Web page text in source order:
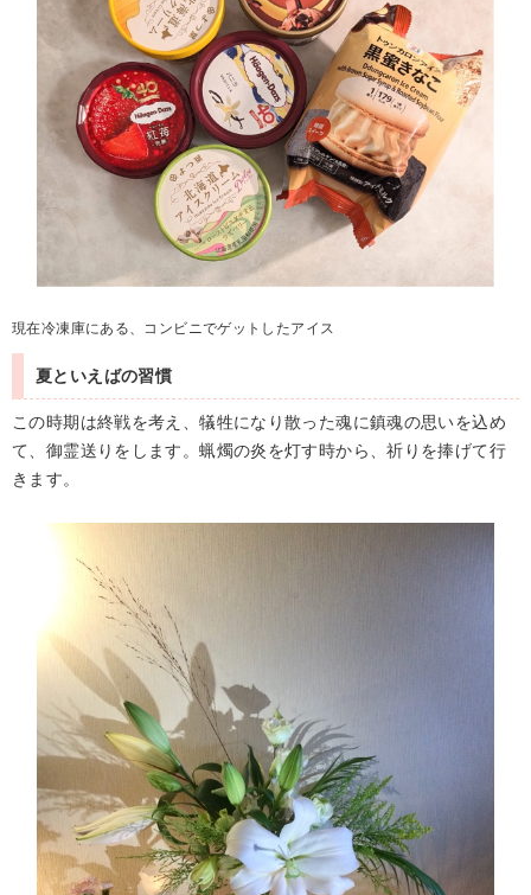
現在冷凍庫にある、コンビニでゲットしたアイス
夏といえばの習慣
この時期は終戦を考え、犠牲になり散った魂に鎮魂の思いを込め
て、御霊送りをします。蝋燭の炎を灯す時から、祈りを捧げて行
きます。